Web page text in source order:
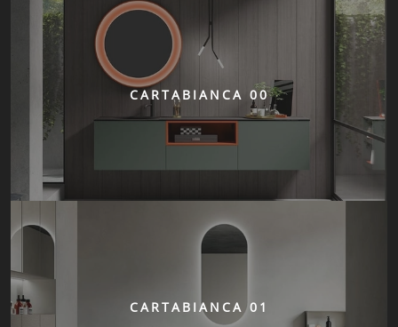
CARTABIANCA 00
CARTABIANCA 01